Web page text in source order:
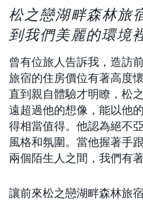
松之戀湖畔森林旅
到我們美麗的環境
曾有位旅人告訴我，造訪
旅宿的住房價位有著高度
直到親自體驗才明瞭，松
遠超過他的想像， 能以他
得相當值得。 他認為絕不
風格和氛圍。 當他握著手
兩個陌生人之間，我們有
讓前來松之戀湖畔森林旅